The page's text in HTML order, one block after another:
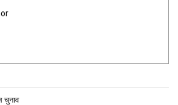
चुनाव